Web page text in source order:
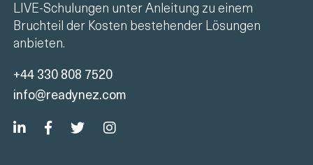
LIVE-Schulungen unter Anleitung zu einem
Bruchteil der Kosten bestehender Lösungen
anbieten.
+44 330 808 7520
info@readynez.com